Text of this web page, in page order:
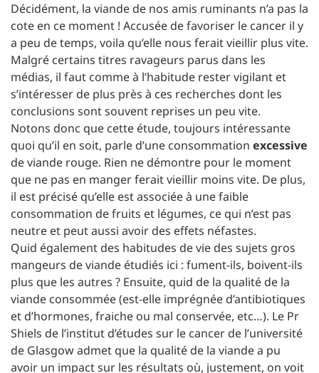
Décidément, la viande de nos amis ruminants n’a pas la
cote en ce moment ! Accusée de favoriser le cancer il y
a peu de temps, voila qu’elle nous ferait vieillir plus vite.
Malgré certains titres ravageurs parus dans les
médias, il faut comme à l’habitude rester vigilant et
s’intéresser de plus près à ces recherches dont les
conclusions sont souvent reprises un peu vite.
Notons donc que cette étude, toujours intéressante
quoi qu’il en soit, parle d’une consommation excessive
de viande rouge. Rien ne démontre pour le moment
que ne pas en manger ferait vieillir moins vite. De plus,
il est précisé qu’elle est associée à une faible
consommation de fruits et légumes, ce qui n’est pas
neutre et peut aussi avoir des effets néfastes.
Quid également des habitudes de vie des sujets gros
mangeurs de viande étudiés ici : fument-ils, boivent-ils
plus que les autres ? Ensuite, quid de la qualité de la
viande consommée (est-elle imprégnée d’antibiotiques
et d’hormones, fraiche ou mal conservée, etc…). Le Pr
Shiels de l’institut d’études sur le cancer de l’université
de Glasgow admet que la qualité de la viande a pu
avoir un impact sur les résultats où, justement, on voit